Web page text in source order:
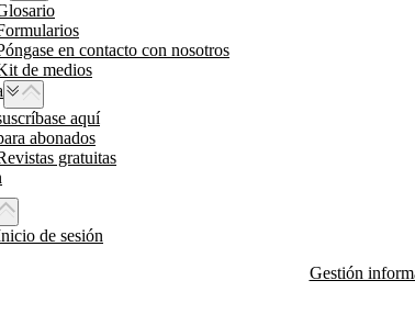
en contacto con nosotros
de medios
aquí
abonados
gratuitas
de sesión
Gestión